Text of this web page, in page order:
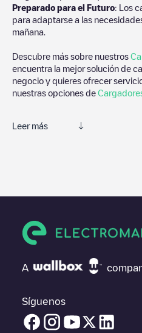
Preparado para el Futuro: Los
para adaptarse a las
mañana.
Descubre más sobre nuestros
encuentra la mejor solución de
negocio y quieres ofrecer
nuestras opciones de
Leer más
información útil para crear la
conductores de vehículos
Las opiniones de los
importantes para valorar cuáles
por lo que no dudes en dejar tu
experiencia de carga en la ficha
finalizada la carga de tu vehículo
A
Síguenos